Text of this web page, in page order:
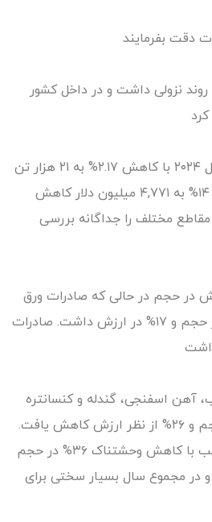
دقت بفرمایند
نزولی داشت و در داخل کشور
صادرات فولاد ایران در سال ۲۰۲۴ با کاهش ۲.۱۷% به ۲۱ هزار تن
رسید، و ارزش آن با افت ۱۴% به ۴,۷۷۱ میلیون دلار کاهش
مختلف را جداگانه بررسی
۱۵% افزایش در حجم در حالی که صادرات ورق
سرد رشد چشمگیر ۴۱% در حجم و ۱۷% در ارزش داشت. صادرات
آهن اسفنجی، گندله و کنسانتره
سنگ آهن ۲۲% از نظر حجم و ۲۶% از نظر ارزش کاهش یافت.
در میان اینها صادرات اسلب با کاهش وحشتناک ۳۶% در حجم
و در مجموع سال بسیار سختی برای